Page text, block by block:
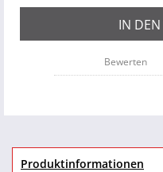
IN DEN
Bewerten
Produktinformationen